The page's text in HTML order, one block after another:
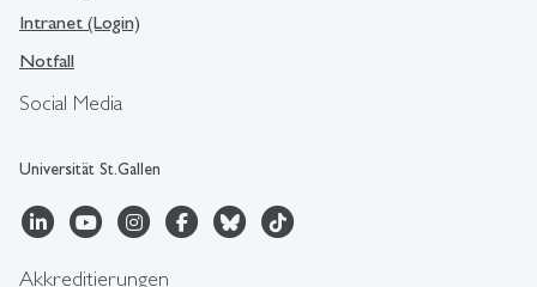
Social Media
Universität St.Gallen
Intranet (Login)
Notfall
Akkreditierungen